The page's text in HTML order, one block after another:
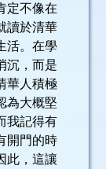
定不像在
讀於清華
活。在學
沉，而是
華人積極
為大概堅
我記得有
開門的時
此，這讓